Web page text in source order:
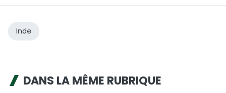
Inde
DANS LA MÊME RUBRIQUE